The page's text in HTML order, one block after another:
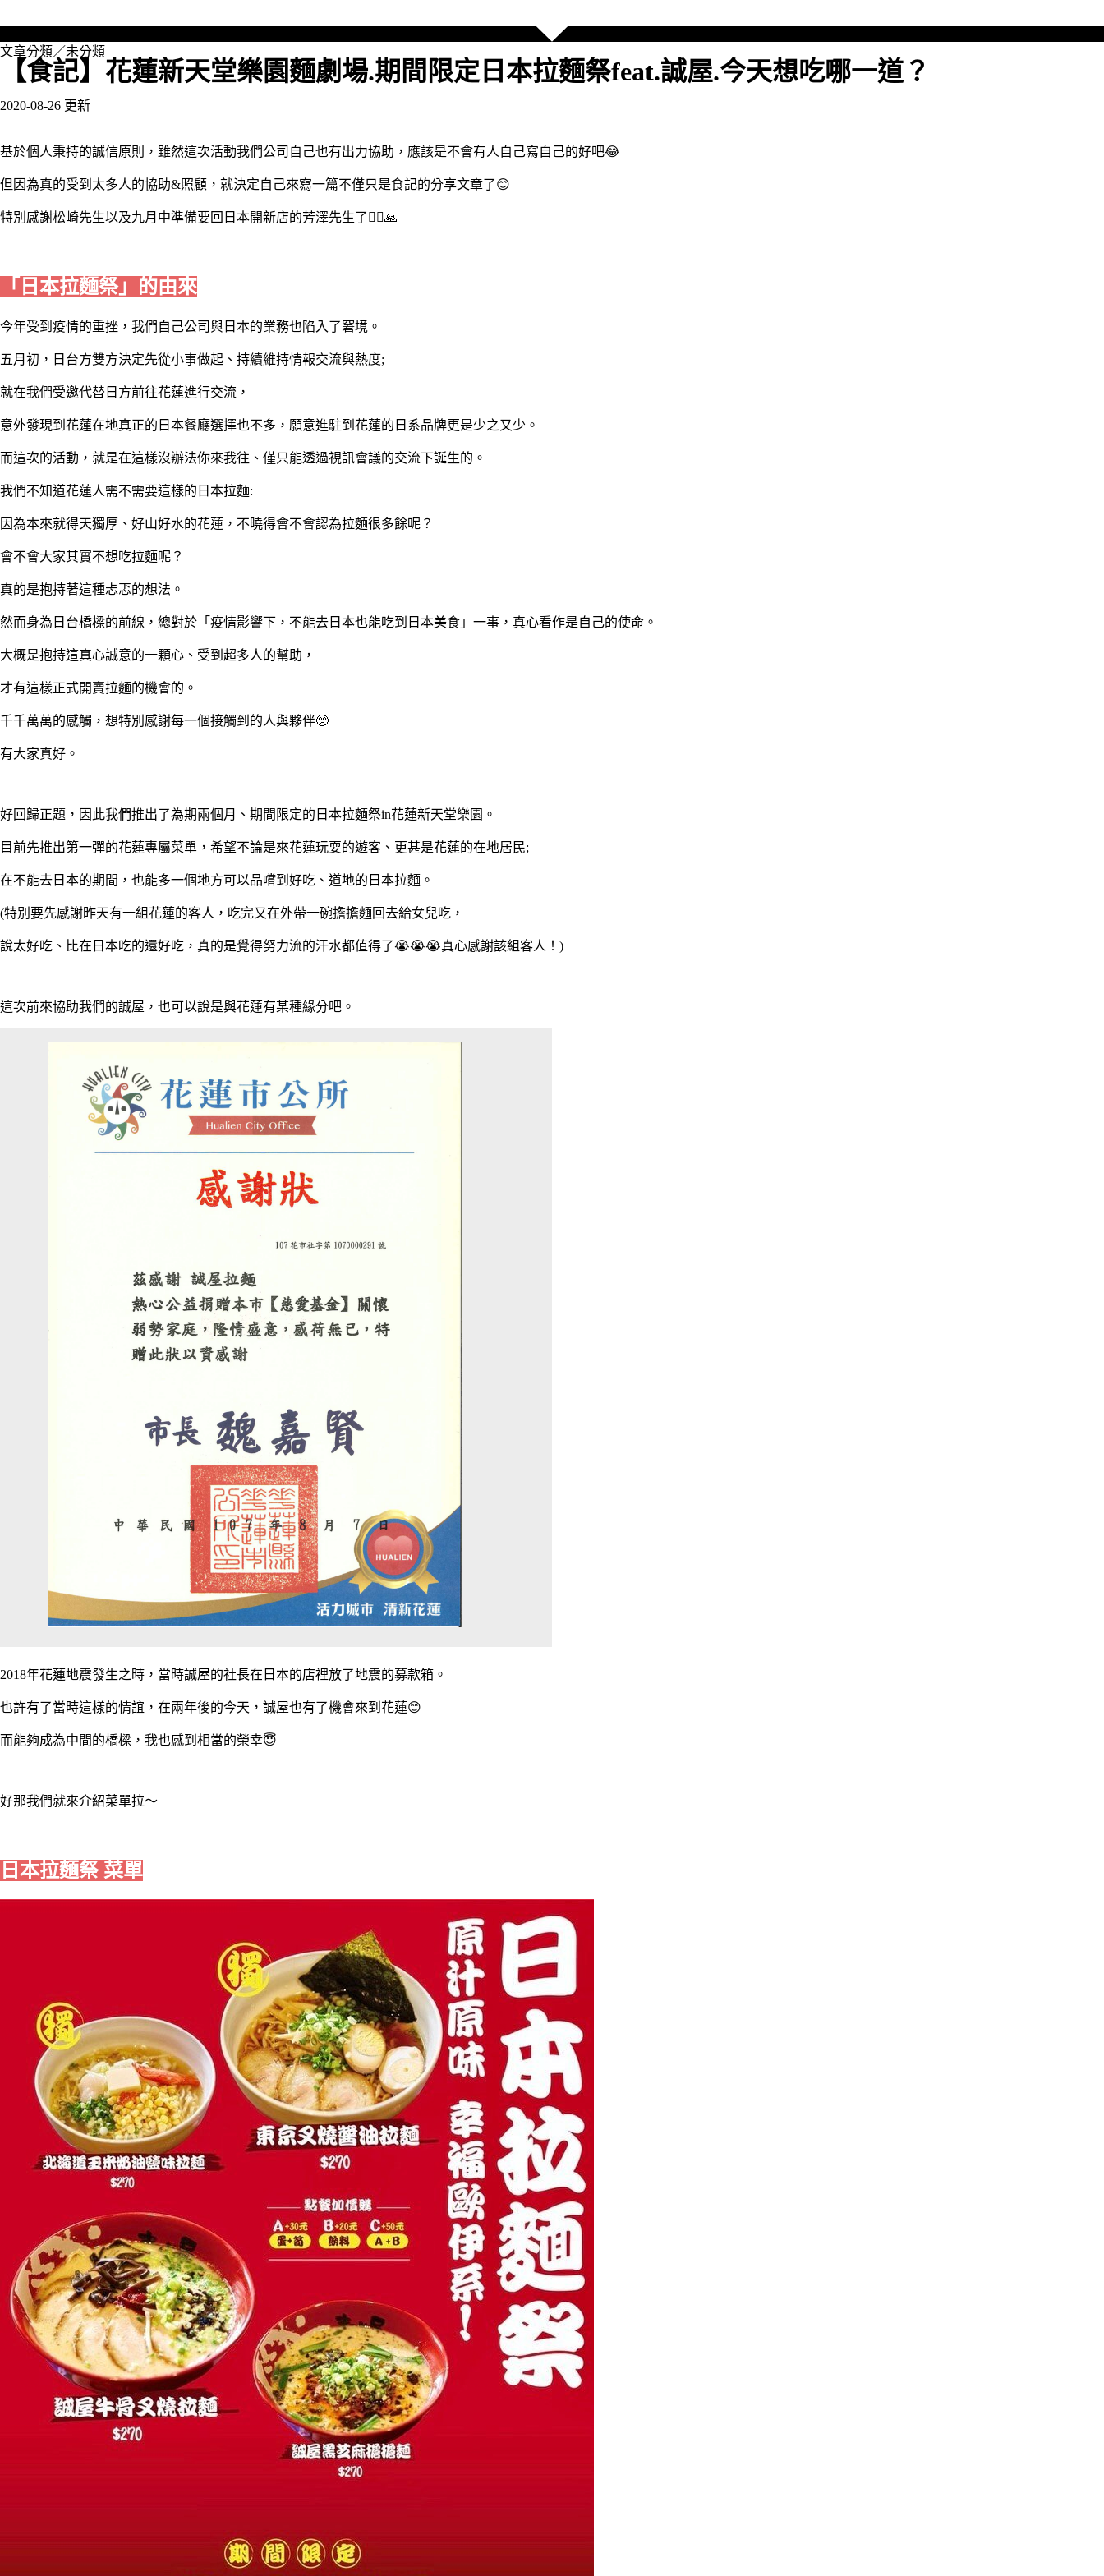
文章分類／未分類
【食記】花蓮新天堂樂園麵劇場.期間限定日本拉麵祭feat.誠屋.今天想吃哪一道？
2020-08-26 更新
基於個人秉持的誠信原則，雖然這次活動我們公司自己也有出力協助，應該是不會有人自己寫自己的好吧😂
但因為真的受到太多人的協助&照顧， 就決定自己來寫一篇不僅只是食記的分享文章了😊
特別感謝松崎先生以及九月中準備要回日本開新店的芳澤先生了🙇‍♀️🙏
「日本拉麵祭」的由來
今年受到疫情的重挫，我們自己公司與日本的業務也陷入了窘境。
五月初，日台方雙方決定先從小事做起、持續維持情報交流與熱度;
就在我們受邀代替日方前往花蓮進行交流，
意外發現到花蓮在地真正的日本餐廳選擇也不多，願意進駐到花蓮的日系品牌更是少之又少。
而這次的活動，就是在這樣沒辦法你來我往、僅只能透過視訊會議的交流下誕生的。
我們不知道花蓮人需不需要這樣的日本拉麵:
因為本來就得天獨厚、好山好水的花蓮，不曉得會不會認為拉麵很多餘呢？
會不會大家其實不想吃拉麵呢？
真的是抱持著這種忐忑的想法。
然而身為日台橋樑的前線，總對於「疫情影響下，不能去日本也能吃到日本美食」一事，真心看作是自己的使命。
大概是抱持這真心誠意的一顆心、受到超多人的幫助，
才有這樣正式開賣拉麵的機會的。
千千萬萬的感觸，想特別感謝每一個接觸到的人與夥伴🥺
有大家真好。
好回歸正題，因此我們推出了為期兩個月、期間限定的日本拉麵祭in花蓮新天堂樂園。
目前先推出第一彈的花蓮專屬菜單，希望不論是來花蓮玩耍的遊客、更甚是花蓮的在地居民;
在不能去日本的期間，也能多一個地方可以品嚐到好吃、道地的日本拉麵。
(特別要先感謝昨天有一組花蓮的客人，吃完又在外帶一碗擔擔麵回去給女兒吃，
說太好吃、比在日本吃的還好吃， 真的是覺得努力流的汗水都值得了😭😭😭真心感謝該組客人！ )
這次前來協助我們的誠屋，也可以說是與花蓮有某種緣分吧。
2018年花蓮地震發生之時，當時誠屋的社長在日本的店裡放了地震的募款箱。
也許有了當時這樣的情誼，在兩年後的今天，誠屋也有了機會來到花蓮😊
而能夠成為中間的橋樑，我也感到相當的榮幸😇
好那我們就來介紹菜單拉～
日本拉麵祭 菜單